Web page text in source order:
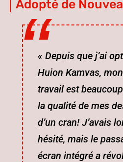
Adopté de
« Depuis que j’ai
Huion Kamvas,
travail est
la qualité de mes
d’un cran! J’avais
hésité, mais le
écran intégré a